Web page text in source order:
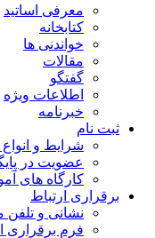
معرفی اساتید
کتابخانه
خواندنی ها
مقالات
گفتگو
اطلاعات ویژه
خبرنامه
ثبت نام
شرایط و انواع
عضویت در
کارگاه های
برقراری ارتباط
نشانی و تلفن ما
فرم برقراری